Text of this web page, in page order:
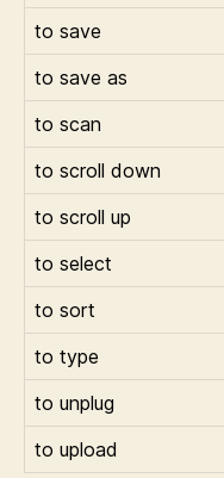
to save
to save as
to scan
to scroll down
to scroll up
to select
to sort
to type
to unplug
to upload